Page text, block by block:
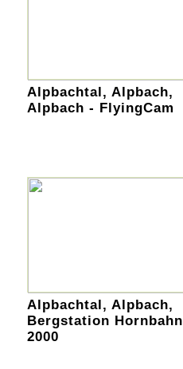
Alpbachtal, Alpbach,
Alpbach - FlyingCam
Alpbachtal, Alpbach,
Bergstation Hornbahn
2000